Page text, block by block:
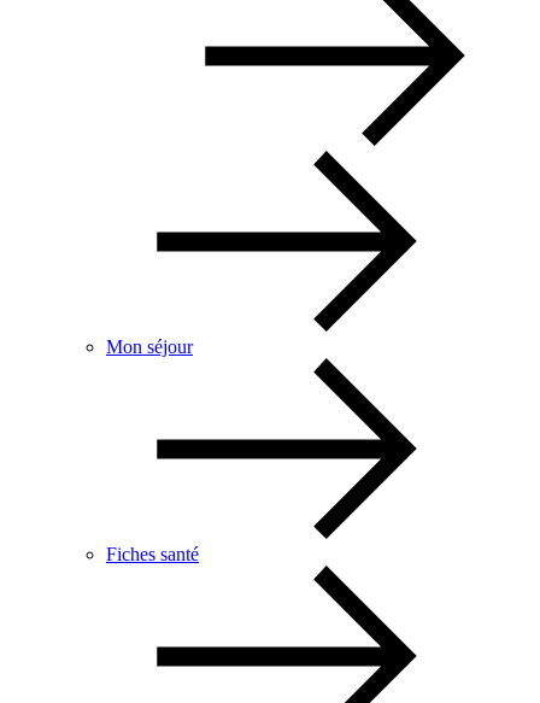
Mon séjour
Fiches santé